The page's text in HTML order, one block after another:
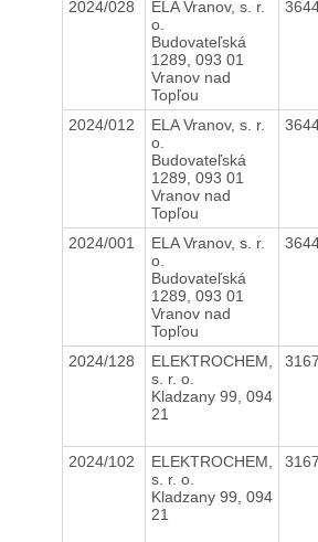
2024/028
ELA Vranov, s. r.
o.
Budovateľská
1289, 093 01
Vranov nad
Topľou
2024/012
ELA Vranov, s. r.
o.
Budovateľská
1289, 093 01
Vranov nad
Topľou
2024/001
ELA Vranov, s. r.
o.
Budovateľská
1289, 093 01
Vranov nad
Topľou
2024/128
ELEKTROCHEM,
s. r. o.
Kladzany 99, 094
21
2024/102
ELEKTROCHEM,
s. r. o.
Kladzany 99, 094
21